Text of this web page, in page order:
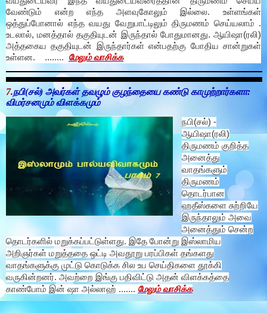
வேண்டும் என்ற எந்த அளவுகோலும் இல்லை. உள்ளங்கள்
ஒத்துப்போனால் எந்த வயது வேறுபாட்டிலும் திருமணம் செய்யலாம் .
உடலால், மனத்தால் தகுதியுடன் இருந்தால் போதுமானது. ஆயிஷா(ரலி)
அத்தகைய தகுதியுடன் இருந்தார்கள் என்பதற்கு போதிய சான்றுகள்
உள்ளன. ........ மேலும் வாசிக்க
7.நபி(சல்) அவர்கள் தவழும் குழந்தையை கண்டு காமுற்றார்களா:
விமர்சனமும் விளக்கமும்
நபி(சல்) -
ஆயிஷா(ரலி)
திருமணம் குறித்த
அனைத்து
வாதங்களும்
திருமணம்
தொடர்பான
ஹதீஸ்களை சுற்றியே
இருந்தாலும் அவை
அனைத்தும் சென்ற
தொடர்களில் மறுக்கப்பட்டுள்ளது. இதே போன்று இஸ்லாமிய
அறிஞர்கள் மறுத்ததை ஒட்டி அவதூறு பரப்பிகள் தங்களது
வாதங்களுக்கு முட்டு கொடுக்க சில உப செய்திகளை தூக்கி
வருகின்றனர். அவற்றை இங்கு பதிவிட்டு அதன் விளக்கத்தை
காண்போம் இன் ஷா அல்லாஹ் ....... மேலும் வாசிக்க